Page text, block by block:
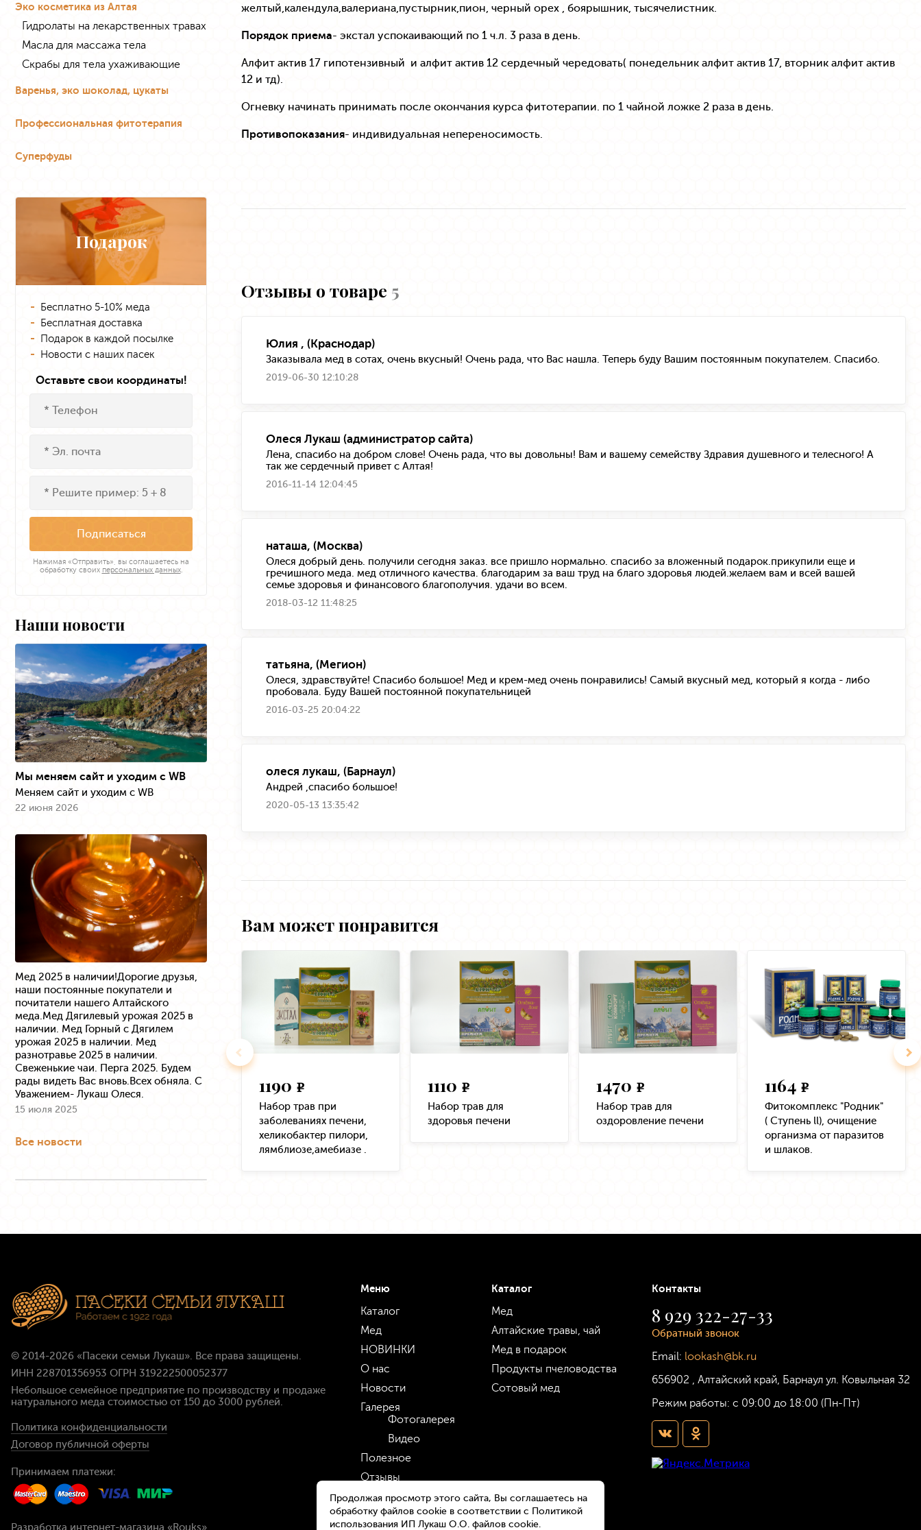
Эко косметика из Алтая
Гидролаты на лекарственных травах
Масла для массажа тела
Скрабы для тела ухаживающие
Варенья, эко шоколад, цукаты
Профессиональная фитотерапия
Суперфуды
Подарок
Бесплатно 5-10% меда
Бесплатная доставка
Подарок в каждой посылке
Новости с наших пасек
Оставьте свои координаты!
Подписаться
Нажимая «Отправить», вы соглашаетесь на
обработку своих персональных данных.
Наши новости
Мы меняем сайт и уходим с WB
Меняем сайт и уходим с WB
22 июня 2026
Мед 2025 в наличии!Дорогие друзья,
наши постоянные покупатели и
почитатели нашего Алтайского
меда.Мед Дягилевый урожая 2025 в
наличии. Мед Горный с Дягилем
урожая 2025 в наличии. Мед
разнотравье 2025 в наличии.
Свеженькие чаи. Перга 2025. Будем
рады видеть Вас вновь.Всех обняла. С
Уважением- Лукаш Олеся.
15 июля 2025
Все новости
желтый,календула,валериана,пустырник,пион, черный орех , боярышник, тысячелистник.
Порядок приема- экстал успокаивающий по 1 ч.л. 3 раза в день.
Алфит актив 17 гипотензивный и алфит актив 12 сердечный чередовать( понедельник алфит актив 17, вторник алфит актив
12 и тд).
Огневку начинать принимать после окончания курса фитотерапии. по 1 чайной ложке 2 раза в день.
Противопоказания- индивидуальная непереносимость.
Отзывы о товаре 5
Юлия , (Краснодар)
Заказывала мед в сотах, очень вкусный! Очень рада, что Вас нашла. Теперь буду Вашим постоянным покупателем. Спасибо.
2019-06-30 12:10:28
Олеся Лукаш (администратор сайта)
Лена, спасибо на добром слове! Очень рада, что вы довольны! Вам и вашему семейству Здравия душевного и телесного! А
так же сердечный привет с Алтая!
2016-11-14 12:04:45
наташа, (Москва)
Олеся добрый день. получили сегодня заказ. все пришло нормально. спасибо за вложенный подарок.прикупили еще и
гречишного меда. мед отличного качества. благодарим за ваш труд на благо здоровья людей.желаем вам и всей вашей
семье здоровья и финансового благополучия. удачи во всем.
2018-03-12 11:48:25
татьяна, (Мегион)
Олеся, здравствуйте! Спасибо большое! Мед и крем-мед очень понравились! Самый вкусный мед, который я когда - либо
пробовала. Буду Вашей постоянной покупательницей
2016-03-25 20:04:22
олеся лукаш, (Барнаул)
Андрей ,спасибо большое!
2020-05-13 13:35:42
Вам может понравится
1190 e
Набор трав при
заболеваниях печени,
хеликобактер пилори,
лямблиозе,амебиазе .
1110 e
Набор трав для
здоровья печени
1470 e
Набор трав для
оздоровление печени
1164 e
Фитокомплекс "Родник"
( Ступень ll), очищение
организма от паразитов
и шлаков.
© 2014-2026 «Пасеки семьи Лукаш». Все права защищены.
ИНН 228701356953 ОГРН 319222500052377
Небольшое семейное предприятие по производству и продаже
натурального меда стоимостью от 150 до 3000 рублей.
Политика конфиденциальности
Договор публичной оферты
Принимаем платежи:
Разработка интернет-магазина «Rouks»
Меню
Каталог
Мед
НОВИНКИ
О нас
Новости
Галерея
Фотогалерея
Видео
Полезное
Отзывы
Оптовикам
Оплата и доставка
Каталог
Мед
Алтайские травы, чай
Мед в подарок
Продукты пчеловодства
Сотовый мед
Контакты
8 929 322-27-33
Обратный звонок
Email: lookash@bk.ru
656902
Алтайский край, Барнаул ул. Ковыльная 32
Режим работы: с 09:00 до 18:00 (Пн-Пт)
Продолжая просмотр этого сайта, Вы соглашаетесь на
обработку файлов cookie в соответствии с Политикой
использования ИП Лукаш О.О. файлов cookie.